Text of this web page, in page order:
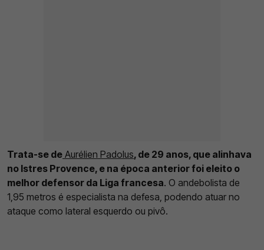
Trata-se de Aurélien Padolus, de 29 anos, que alinhava
no Istres Provence, e na época anterior foi eleito o
melhor defensor da Liga francesa. O andebolista de
1,95 metros é especialista na defesa, podendo atuar no
ataque como lateral esquerdo ou pivô.